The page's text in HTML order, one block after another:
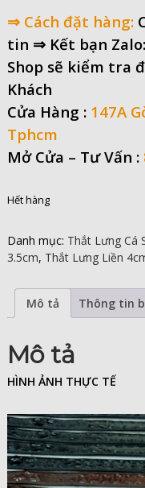
⇒ Cách đặt hàng:
tin ⇒ Kết bạn Zalo:
Shop sẽ kiểm tra
Khách
Cửa Hàng : 147A
Tphcm
Mở Cửa – Tư Vấn :
Hết hàng
Danh mục: Thắt Lưng Cá
3.5cm, Thắt Lưng Liền
Mô tả Thông tin
Mô tả
HÌNH ẢNH THỰC TẾ